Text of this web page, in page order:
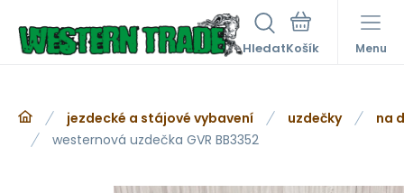
Hledat Menu
jezdecké a stájové vybavení uzdečky
na
westernová uzdečka GVR BB3352